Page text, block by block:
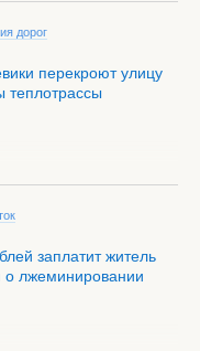
дорог
перекроют улицу
теплотрассы
заплатит житель
о лжеминировании